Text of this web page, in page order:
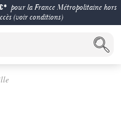
pour la France Métropolitaine hors
(voir conditions)